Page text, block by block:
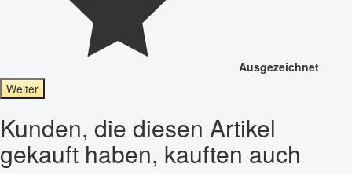
Ausgezeichnet
Weiter
Kunden, die diesen Artikel
gekauft haben, kauften auch